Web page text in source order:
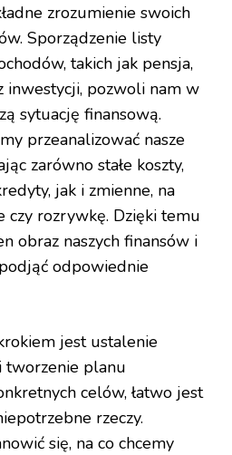
zrozumienie swoich
Sporządzenie listy
takich jak pensja,
inwestycji, pozwoli nam w
sytuację finansową.
przeanalizować nasze
zarówno stałe koszty,
jak i zmienne, na
czy rozrywkę. Dzięki temu
obraz naszych finansów i
odpowiednie
jest ustalenie
tworzenie planu
celów, łatwo jest
rzeczy.
się, na co chcemy